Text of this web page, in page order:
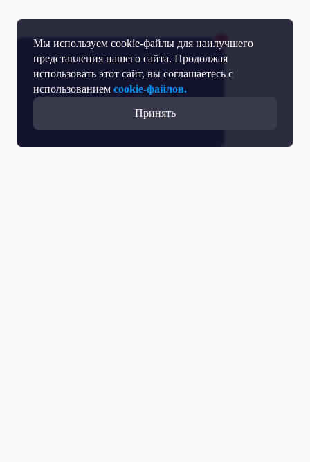
Мы используем cookie-файлы для наилучшего
представления нашего сайта. Продолжая
использовать этот сайт, вы соглашаетесь с
использованием cookie-файлов.
Принять